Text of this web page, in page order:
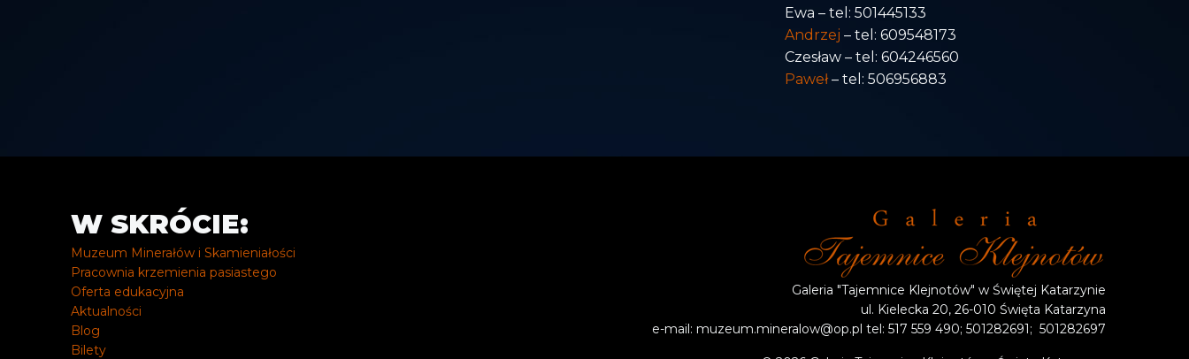
Ewa – tel: 501445133
Andrzej – tel: 609548173
Czesław – tel: 604246560
Paweł– tel: 506956883
W SKRÓCIE:
Muzeum Minerałów i Skamieniałości
Pracownia krzemienia pasiastego
Oferta edukacyjna
Aktualności
Blog
Bilety
Galeria "Tajemnice Klejnotów" w Świętej Katarzynie
ul. Kielecka 20, 26-010 Święta Katarzyna
e-mail: muzeum.mineralow@op.pl tel: 517 559 490; 501282691; 501282697